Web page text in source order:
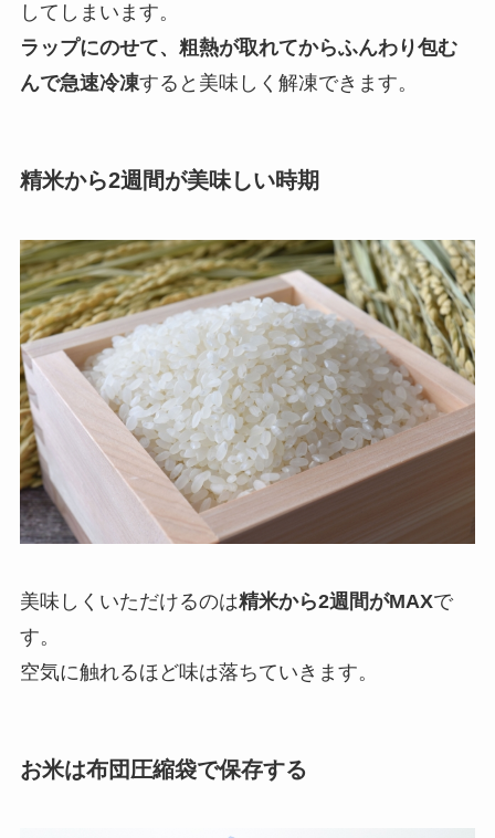
してしまいます。
ラップにのせて、粗熱が取れてからふんわり包む
んで急速冷凍すると美味しく解凍できます。
精米から2週間が美味しい時期
美味しくいただけるのは精米から2週間がMAXで
す。
空気に触れるほど味は落ちていきます。
お米は布団圧縮袋で保存する